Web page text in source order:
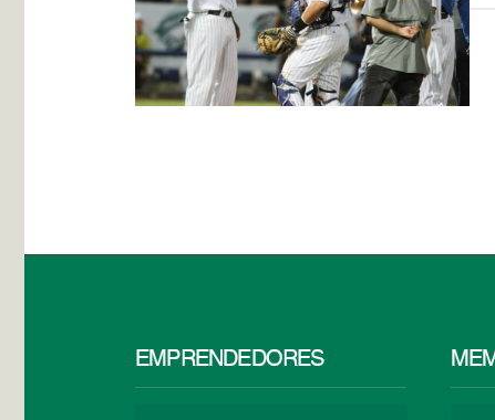
EMPRENDEDORES